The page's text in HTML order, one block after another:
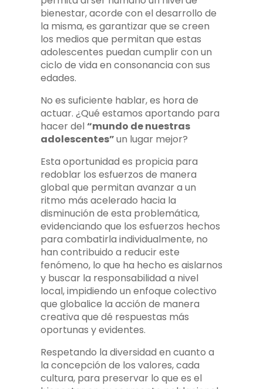
bienestar, acorde con el desarrollo de
la misma, es garantizar que se creen
los medios que permitan que estas
adolescentes puedan cumplir con un
ciclo de vida en consonancia con sus
edades.
No es suficiente hablar, es hora de
actuar. ¿Qué estamos aportando para
hacer del“mundo de nuestras
adolescentes”un lugar mejor?
Esta oportunidad es propicia para
redoblar los esfuerzos de manera
global que permitan avanzar a un
ritmo más acelerado hacia la
disminución de esta problemática,
evidenciando que los esfuerzos hechos
para combatirla individualmente, no
han contribuido a reducir este
fenómeno, lo que ha hecho es aislarnos
y buscar la responsabilidad a nivel
local, impidiendo un enfoque colectivo
que globalice la acción de manera
creativa que dé respuestas más
oportunas y evidentes.
Respetando la diversidad en cuanto a
la concepción de los valores, cada
cultura, para preservar lo que es el